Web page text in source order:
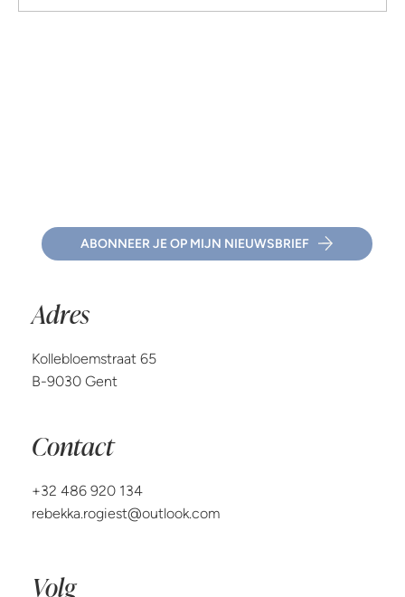
Adres
Kollebloemstraat 65
B-9030 Gent
Contact
+32 486 920 134
rebekka.rogiest@outlook.com
Volg
ABONNEER JE OP MIJN NIEUWSBRIEF